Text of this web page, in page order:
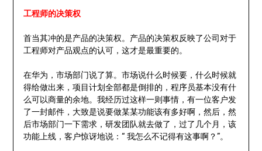
工程师的决策权
首当其冲的是产品的决策权。产品的决策权反映了公司对于
工程师对产品观点的认可，这才是最重要的。
在华为，市场部门说了算。市场说什么时候要，什么时候就
得给做出来，项目计划全部都是倒排的，程序员基本没有什
么可以商量的余地。我经历过这样一则事情，有一位客户发
了一封邮件，大致是说要做某某功能该有多好啊，然后，然
后市场部门一下需求，研发团队就去做了，过了几个月，该
功能上线，客户惊讶地说：“ 我怎么不记得有这事啊？”。